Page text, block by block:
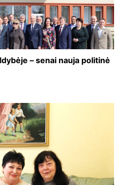
– senai nauja politinė